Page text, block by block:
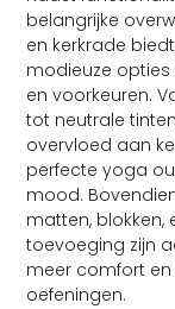
belangrijke
en kerkrade
modieuze
en voorkeuren.
tot neutrale
overvloed aan
perfecte yoga
mood.
matten, blokken,
toevoeging zijn
meer comfort
oefeningen.